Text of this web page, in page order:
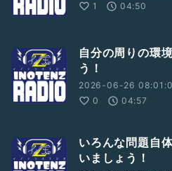
1
04:50
自分の周りの環
う！
2026-06-26
0
04:57
いろんな問題自
いましょう！